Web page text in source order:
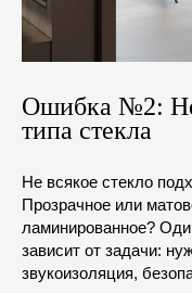
Ошибка №2:
типа стекла
Не всякое стекло
Прозрачное или
ламинированное?
зависит от задачи:
звукоизоляция,